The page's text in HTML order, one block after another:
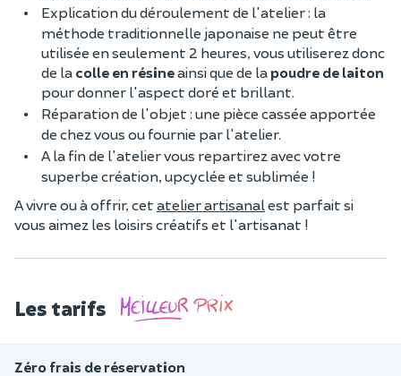
Explication du déroulement de l'atelier : la
méthode traditionnelle japonaise ne peut être
utilisée en seulement 2 heures, vous utiliserez donc
de la colle en résineainsi que de lapoudre de laiton
pour donner l'aspect doré et brillant.
Réparation de l'objet : une pièce cassée apportée
de chez vous ou fournie par l'atelier.
A la fin de l'atelier vous repartirez avec votre
superbe création, upcyclée et sublimée !
A vivre ou à offrir, cet atelier artisanalest parfait si
vous aimez les loisirs créatifs et l'artisanat !
Les tarifs
Zéro frais de réservation